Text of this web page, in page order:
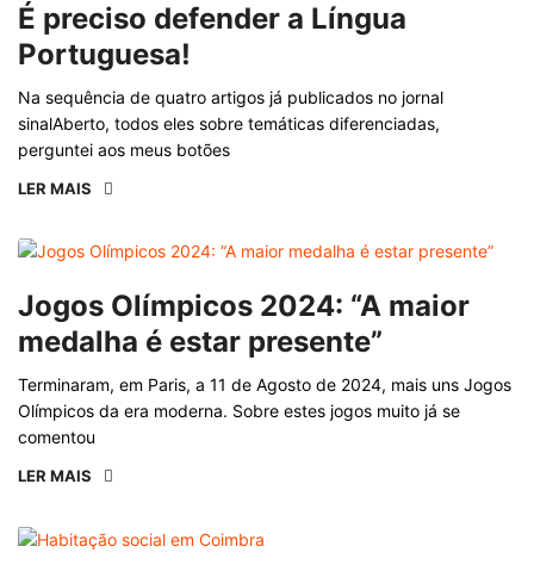
É preciso defender a Língua
Portuguesa!
Na sequência de quatro artigos já publicados no jornal
sinalAberto, todos eles sobre temáticas diferenciadas,
perguntei aos meus botões
LER MAIS
Jogos Olímpicos 2024: “A maior
medalha é estar presente”
Terminaram, em Paris, a 11 de Agosto de 2024, mais uns Jogos
Olímpicos da era moderna. Sobre estes jogos muito já se
comentou
LER MAIS